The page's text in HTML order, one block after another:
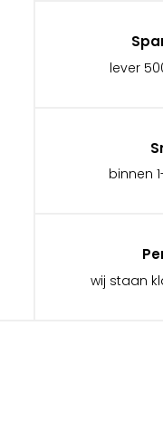
lever
binnen
wij staan